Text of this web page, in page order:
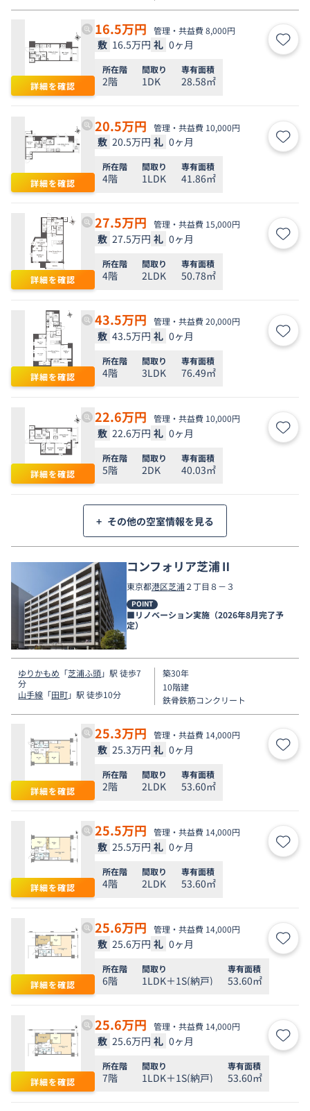
詳細を確認
16.5万円 管理・共益費 8,000円
敷 16.5万円 礼 0ヶ月 お気
所在階
2階
間取り
1DK
専有面積
28.58㎡
詳細を確認
20.5万円 管理・共益費 10,000円
敷 20.5万円 礼 0ヶ月 お気
所在階
4階
間取り
1LDK
専有面積
41.86㎡
詳細を確認
27.5万円 管理・共益費 15,000円
敷 27.5万円 礼 0ヶ月 お気
所在階
4階
間取り
2LDK
専有面積
50.78㎡
詳細を確認
43.5万円 管理・共益費 20,000円
敷 43.5万円 礼 0ヶ月 お気
所在階
4階
間取り
3LDK
専有面積
76.49㎡
詳細を確認
22.6万円 管理・共益費 10,000円
敷 22.6万円 礼 0ヶ月 お気
所在階
5階
間取り
2DK
専有面積
40.03㎡
+ その他の空室情報を見る
コンフォリア芝浦Ⅱ
東京都港区芝浦２丁目８－３
POINT
■リノベーション実施（2026年8月完了予
定）
ゆりかもめ 「芝浦ふ頭」駅 徒歩7
分
山手線 「田町」駅 徒歩10分
築30年
10階建
鉄骨鉄筋コンクリート
詳細を確認
25.3万円 管理・共益費 14,000円
敷 25.3万円 礼 0ヶ月 お気
所在階
2階
間取り
2LDK
専有面積
53.60㎡
詳細を確認
25.5万円 管理・共益費 14,000円
敷 25.5万円 礼 0ヶ月 お気
所在階
4階
間取り
2LDK
専有面積
53.60㎡
詳細を確認
25.6万円 管理・共益費 14,000円
敷 25.6万円 礼 0ヶ月 お気
所在階
6階
間取り
1LDK＋1S(納戸)
専有面積
53.60㎡
詳細を確認
25.6万円 管理・共益費 14,000円
敷 25.6万円 礼 0ヶ月 お気
所在階
7階
間取り
1LDK＋1S(納戸)
専有面積
53.60㎡